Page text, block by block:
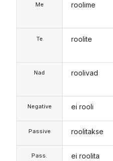
Me
Te
Nad
Negative
Passive
Pass.
roolime
roolite
roolivad
ei rooli
roolitakse
ei roolita